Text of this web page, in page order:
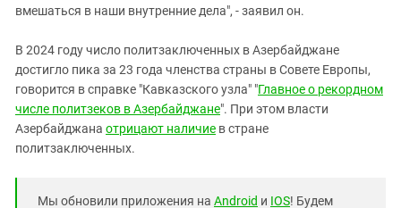
вмешаться в наши внутренние дела", - заявил он.
В 2024 году число политзаключенных в Азербайджане
достигло пика за 23 года членства страны в Совете Европы,
говорится в справке "Кавказского узла" "Главное о рекордном
числе политзеков в Азербайджане". При этом власти
Азербайджана отрицают наличие в стране
политзаключенных.
Мы обновили приложения на Android и IOS! Будем